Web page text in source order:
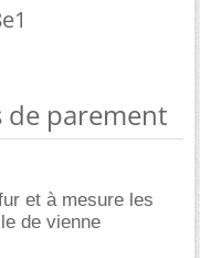
de parement
et à mesure les
de vienne